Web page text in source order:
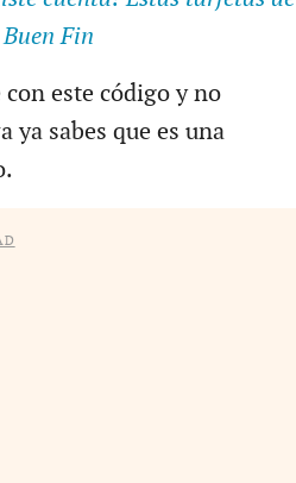
Fin
este código y no
ya sabes que es una